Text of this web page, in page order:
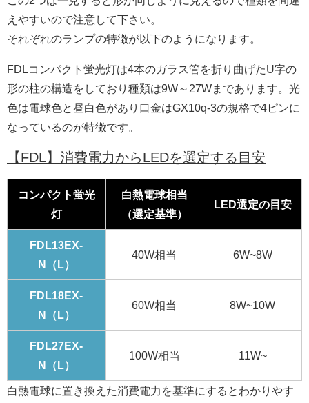
えやすいので注意して下さい。
それぞれのランプの特徴が以下のようになります。
FDLコンパクト蛍光灯は4本のガラス管を折り曲げたU字の
形の柱の構造をしており種類は9W～27Wまであります。光
色は電球色と昼白色があり口金はGX10q-3の規格で4ピンに
なっているのが特徴です。
【FDL】消費電力からLEDを選定する目安
コンパクト蛍光
灯
白熱電球相当
（選定基準）
LED選定の目安
FDL13EX-
N（L）
40W相当 6W~8W
FDL18EX-
N（L）
60W相当 8W~10W
FDL27EX-
N（L）
100W相当 11W~
白熱電球に置き換えた消費電力を基準にするとわかりやす